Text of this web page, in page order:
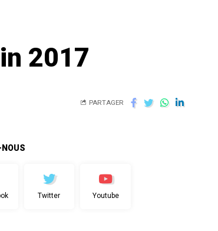
2017
PARTAGER
Twitter Youtube